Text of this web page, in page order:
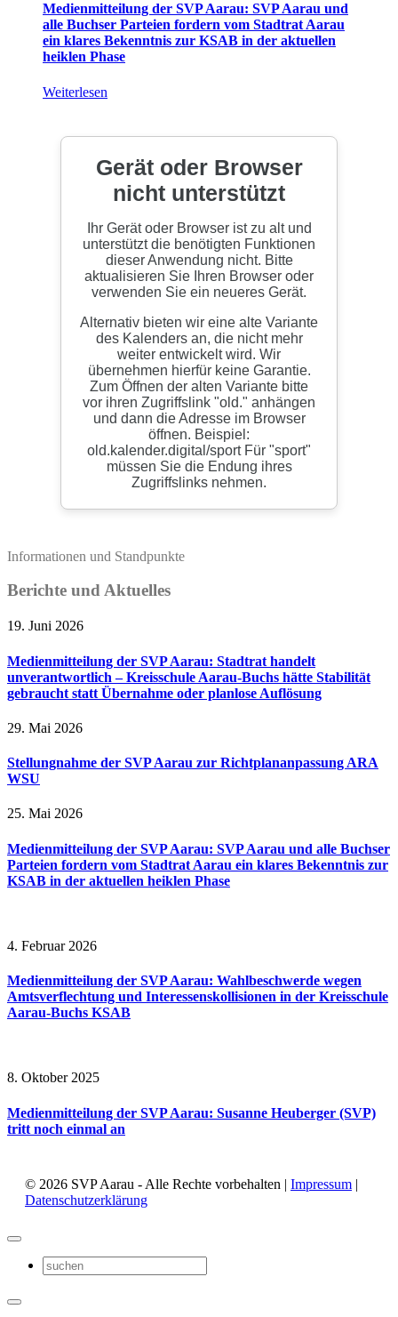
Medienmitteilung der SVP Aarau: SVP Aarau und
alle Buchser Parteien fordern vom Stadtrat Aarau
ein klares Bekenntnis zur KSAB in der aktuellen
heiklen Phase
Weiterlesen
Informationen und Standpunkte
Berichte und Aktuelles
19. Juni 2026
Medienmitteilung der SVP Aarau: Stadtrat handelt
unverantwortlich – Kreisschule Aarau-Buchs hätte Stabilität
gebraucht statt Übernahme oder planlose Auflösung
29. Mai 2026
Stellungnahme der SVP Aarau zur Richtplananpassung ARA
WSU
25. Mai 2026
Medienmitteilung der SVP Aarau: SVP Aarau und alle Buchser
Parteien fordern vom Stadtrat Aarau ein klares Bekenntnis zur
KSAB in der aktuellen heiklen Phase
4. Februar 2026
Medienmitteilung der SVP Aarau: Wahlbeschwerde wegen
Amtsverflechtung und Interessenskollisionen in der Kreisschule
Aarau-Buchs KSAB
8. Oktober 2025
Medienmitteilung der SVP Aarau: Susanne Heuberger (SVP)
tritt noch einmal an
© 2026 SVP Aarau - Alle Rechte vorbehalten | Impressum |
Datenschutzerklärung